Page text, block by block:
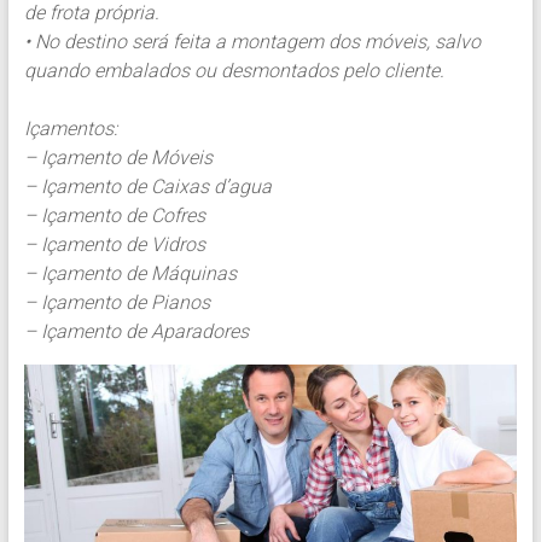
de frota própria.
• No destino será feita a montagem dos móveis, salvo
quando embalados ou desmontados pelo cliente.
Içamentos:
– Içamento de Móveis
– Içamento de Caixas d’agua
– Içamento de Cofres
– Içamento de Vidros
– Içamento de Máquinas
– Içamento de Pianos
– Içamento de Aparadores